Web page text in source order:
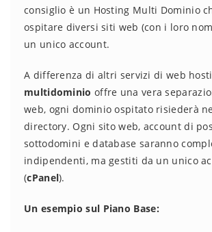
consiglio è un Hosting Multi Dominio
ospitare diversi siti web (con i loro
un unico account.
A differenza di altri servizi di web
multidominio offre una vera
web, ogni dominio ospitato risiederà
directory. Ogni sito web, account di
sottodomini e database saranno
indipendenti, ma gestiti da un unico
(cPanel).
Un esempio sul Piano Base: